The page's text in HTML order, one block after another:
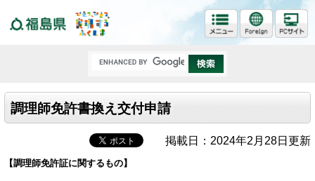
調理師免許書換え交付申請
掲載日：2024年2月28日更新
【調理師免許証に関するもの】